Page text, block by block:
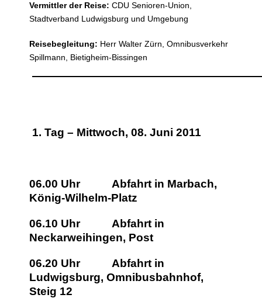
Vermittler der Reise: CDU Senioren-Union,
Stadtverband Ludwigsburg und Umgebung
Reisebegleitung: Herr Walter Zürn, Omnibusverkehr
Spillmann, Bietigheim-Bissingen
1. Tag – Mittwoch, 08. Juni 2011
06.00 Uhr
Abfahrt in Marbach,
König-Wilhelm-Platz
06.10 Uhr
Abfahrt in
Neckarweihingen, Post
06.20 Uhr
Abfahrt in
Ludwigsburg, Omnibusbahnhof,
Steig 12